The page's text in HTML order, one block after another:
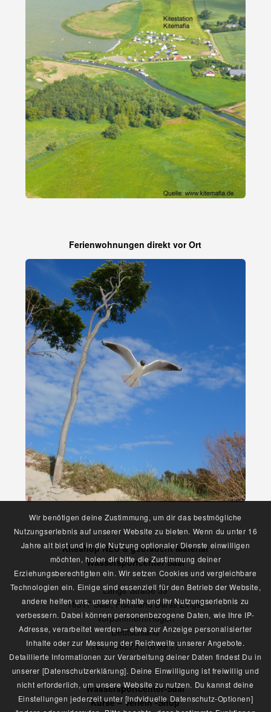
Ferienwohnungen direkt vor Ort
Kiteshop NEU & gebraucht Material
Wassersportcenter Saal
Lange Straße 39
18317 Saal, Fischland Darss Zingst
Vorpommern/Rügen
Deutschland
Tel.: 038223 / 16 99 77
Wassersportcenter-Saal
Kurse – Verleih -Shop
Wir benötigen deine Zustimmung, um dir das bestmögliche
Nutzungserlebnis auf unserer Website zu bieten. Wenn du unter 16
Jahre alt bist und in die Nutzung optionaler Dienste einwilligen
möchten, holen dir bitte die Zustimmung deiner
Erziehungsberechtigten ein. Wir setzen Cookies und vergleichbare
Technologien ein. Einige sind essenziell für den Betrieb der Website,
andere helfen uns, unsere Inhalte und Ihr Nutzungserlebnis zu
verbessern. Dabei können personenbezogene Daten, wie Ihre IP-
Adresse, verarbeitet werden – etwa zur Anzeige personalisierter
Inhalte oder zur Messung der Reichweite unserer Angebote.
Detaillierte Informationen zur Verarbeitung deiner Daten findest Du in
unserer [Datenschutzerklärung]. Deine Einwilligung ist freiwillig und
nicht erforderlich, um unsere Website zu nutzen. Du kannst deine
Einstellungen jederzeit unter [Indviduelle Datenschutz-Optionen]